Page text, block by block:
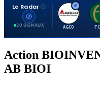
Le Radar
20 SIGNAUX
A
AGCO
Action
AB BIOI